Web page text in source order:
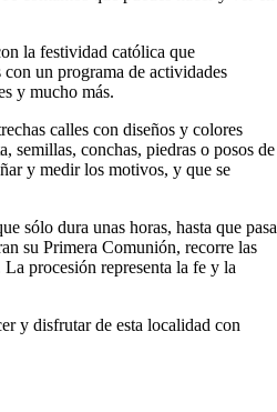
la festividad católica que
un programa de actividades
y mucho más.
calles con diseños y colores
semillas, conchas, piedras o posos de
y medir los motivos, y que se
sólo dura unas horas, hasta que pasa
su Primera Comunión, recorre las
procesión representa la fe y la
y disfrutar de esta localidad con